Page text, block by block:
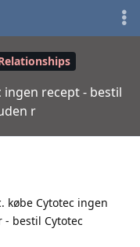
ingen recept - bestil
r
købe Cytotec ingen
- bestil Cytotec